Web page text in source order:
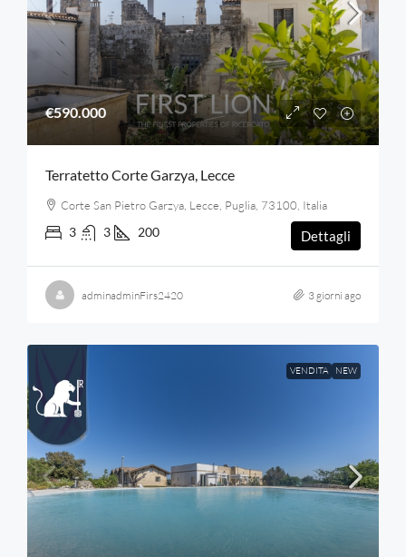
€590.000
Terratetto Corte Garzya, Lecce
Corte San Pietro Garzya, Lecce, Puglia, 73100, Italia
3 3 200 Dettagli
adminadminFirs2420 3 giorni ago
VENDITA NEW